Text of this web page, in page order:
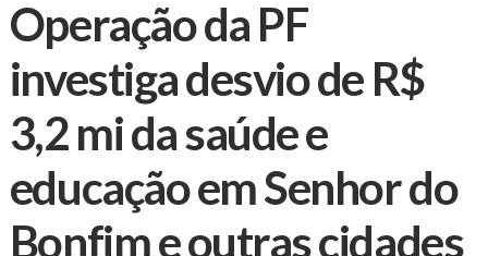
Operação da PF
investiga desvio de R$
3,2 mi da saúde e
educação em Senhor do
Bonfim e outras cidades